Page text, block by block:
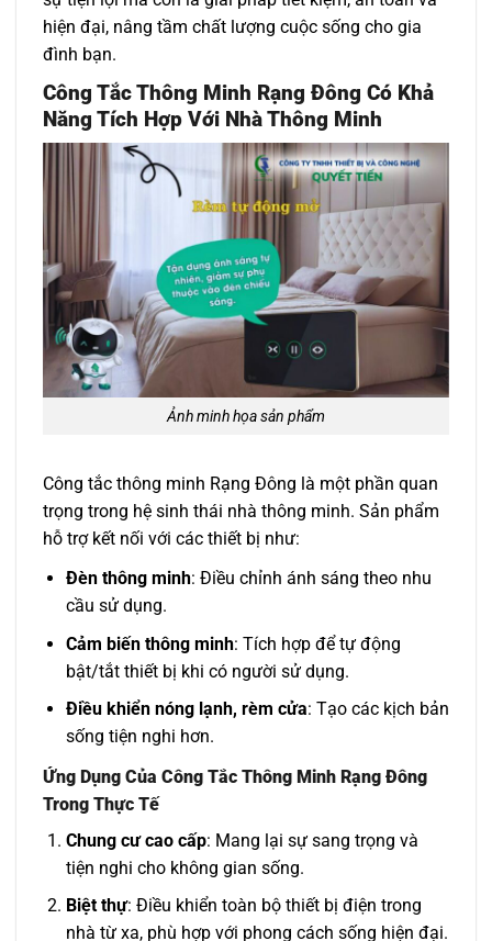
hiện đại, nâng tầm chất lượng cuộc sống cho gia
đình bạn.
Công Tắc Thông Minh Rạng Đông Có Khả
Năng Tích Hợp Với Nhà Thông Minh
Ảnh minh họa sản phẩm
Công tắc thông minh Rạng Đông là một phần quan
trọng trong hệ sinh thái nhà thông minh. Sản phẩm
hỗ trợ kết nối với các thiết bị như:
Đèn thông minh: Điều chỉnh ánh sáng theo nhu
cầu sử dụng.
Cảm biến thông minh: Tích hợp để tự động
bật/tắt thiết bị khi có người sử dụng.
Điều khiển nóng lạnh, rèm cửa: Tạo các kịch bản
sống tiện nghi hơn.
Ứng Dụng Của Công Tắc Thông Minh Rạng Đông
Trong Thực Tế
Chung cư cao cấp: Mang lại sự sang trọng và
tiện nghi cho không gian sống.
Biệt thự: Điều khiển toàn bộ thiết bị điện trong
nhà từ xa, phù hợp với phong cách sống hiện đại.